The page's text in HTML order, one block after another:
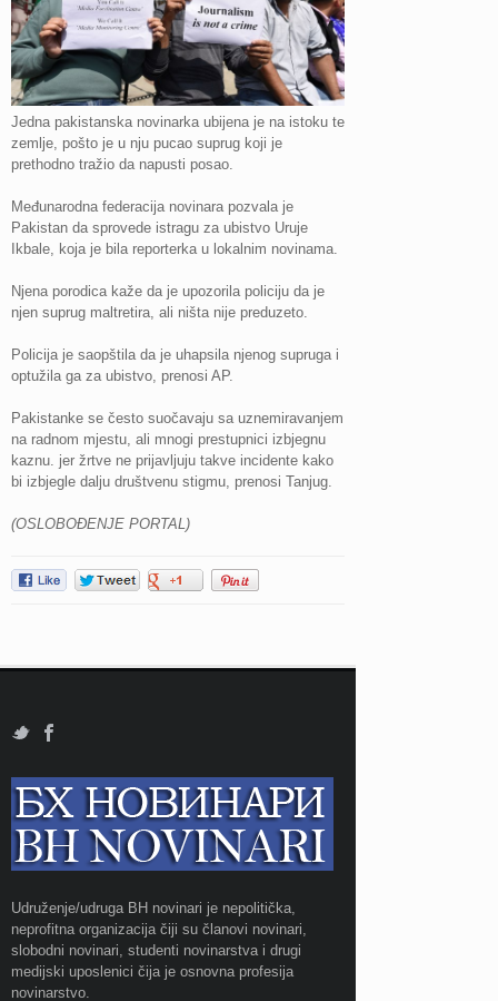
Jedna pakistanska novinarka ubijena je na istoku te
zemlje, pošto je u nju pucao suprug koji je
prethodno tražio da napusti posao.
Međunarodna federacija novinara pozvala je
Pakistan da sprovede istragu za ubistvo Uruje
Ikbale, koja je bila reporterka u lokalnim novinama.
Njena porodica kaže da je upozorila policiju da je
njen suprug maltretira, ali ništa nije preduzeto.
Policija je saopštila da je uhapsila njenog supruga i
optužila ga za ubistvo, prenosi AP.
Pakistanke se često suočavaju sa uznemiravanjem
na radnom mjestu, ali mnogi prestupnici izbjegnu
kaznu. jer žrtve ne prijavljuju takve incidente kako
bi izbjegle dalju društvenu stigmu, prenosi Tanjug.
(OSLOBOĐENJE PORTAL)
Udruženje/udruga BH novinari je nepolitička,
neprofitna organizacija čiji su članovi novinari,
slobodni novinari, studenti novinarstva i drugi
medijski uposlenici čija je osnovna profesija
novinarstvo.